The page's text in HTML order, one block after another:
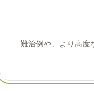
難治例や、より高度